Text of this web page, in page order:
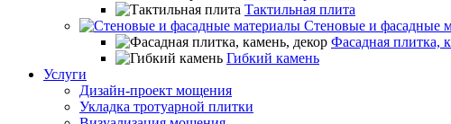
Тактильная плита
Стеновые и фасадные
Фасадная плитка,
Гибкий камень
Услуги
Дизайн-проект мощения
Укладка тротуарной плитки